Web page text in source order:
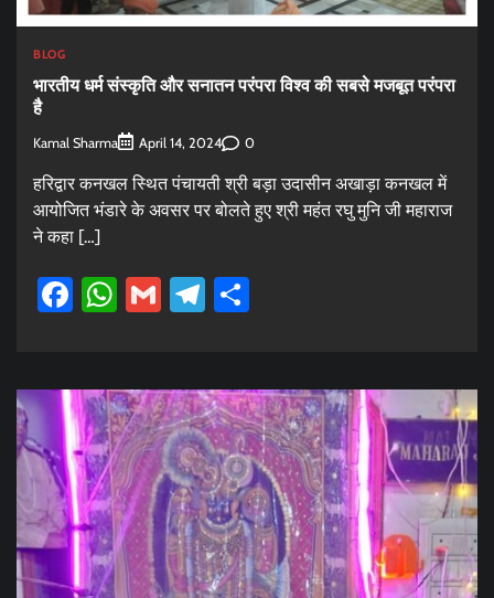
BLOG
भारतीय धर्म संस्कृति और सनातन परंपरा विश्व की सबसे मजबूत परंपरा
है
Kamal Sharma April 14, 2024 0
हरिद्वार कनखल स्थित पंचायती श्री बड़ा उदासीन अखाड़ा कनखल में
आयोजित भंडारे के अवसर पर बोलते हुए श्री महंत रघु मुनि जी महाराज
ने कहा […]
Facebook
WhatsApp
GmailTelegram